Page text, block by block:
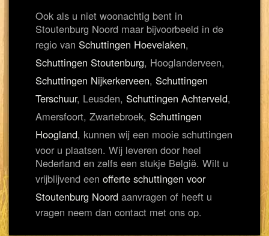
Ook als u niet woonachtig bent in
Stoutenburg Noord maar bijvoorbeeld in de
regio van Schuttingen Hoevelaken,
Schuttingen Stoutenburg, Hooglanderveen,
Schuttingen Nijkerkerveen, Schuttingen
Terschuur, Leusden, Schuttingen Achterveld,
Amersfoort, Zwartebroek, Schuttingen
Hoogland, kunnen wij een mooie schuttingen
voor u plaatsen. Wij leveren door heel
Nederland en zelfs een stukje België. Wilt u
vrijblijvend een offerte schuttingen voor
Stoutenburg Noord aanvragen of heeft u
vragen neem dan contact met ons op.